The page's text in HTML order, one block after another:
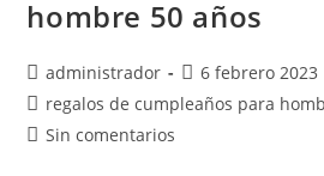
hombre 50 años
administrador
6 febrero 2023
regalos de cumpleaños para
Sin comentarios